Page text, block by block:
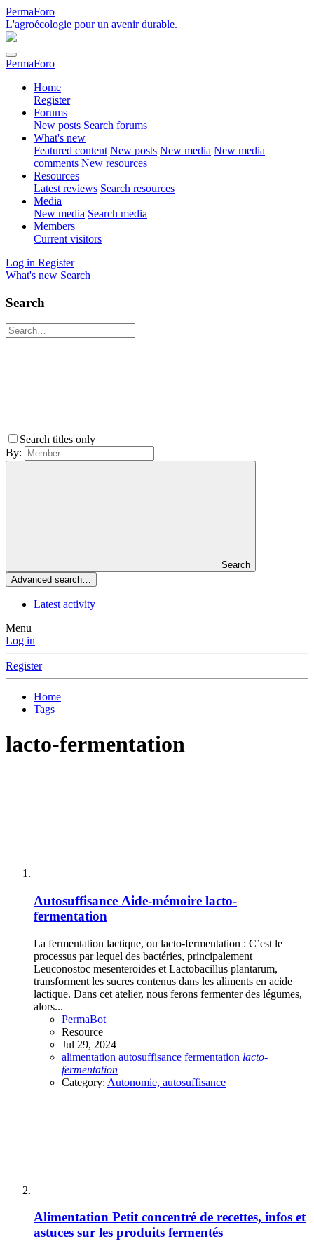
PermaForo
L'agroécologie pour un avenir durable.
PermaForo
Home
Register
Forums
New posts Search forums
What's new
Featured content New posts New media New media
comments New resources
Resources
Latest reviews Search resources
Media
New media Search media
Members
Current visitors
Log in Register
What's new Search
Search
Search titles only
By:
Search
Advanced search…
Latest activity
Menu
Log in
Register
Home
Tags
lacto-fermentation
Autosuffisance Aide-mémoire lacto-
fermentation
La fermentation lactique, ou lacto-fermentation : C’est le
processus par lequel des bactéries, principalement
Leuconostoc mesenteroides et Lactobacillus plantarum,
transforment les sucres contenus dans les aliments en acide
lactique. Dans cet atelier, nous ferons fermenter des légumes,
alors...
PermaBot
Resource
Jul 29, 2024
alimentation autosuffisance fermentation lacto-
fermentation
Category: Autonomie, autosuffisance
Alimentation Petit concentré de recettes, infos et
astuces sur les produits fermentés